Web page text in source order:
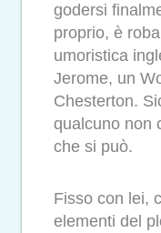
godersi
proprio, è
umoristica
Jerome, un
Chesterton.
qualcuno non
che si può.
Fisso con lei,
elementi del